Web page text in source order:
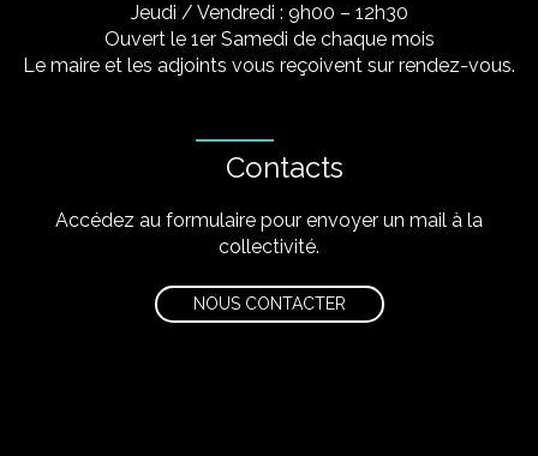
Jeudi / Vendredi : 9h00 – 12h30
Ouvert le 1er Samedi de chaque mois
Le maire et les adjoints vous reçoivent sur rendez-vous.
Contacts
Accédez au formulaire pour envoyer un mail à la
collectivité.
NOUS CONTACTER